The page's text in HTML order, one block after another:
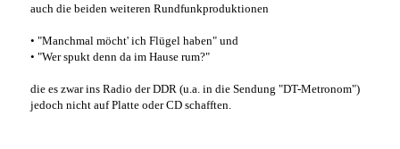
auch die beiden weiteren Rundfunkproduktionen
• "Manchmal möcht' ich Flügel haben" und
• "Wer spukt denn da im Hause rum?"
die es zwar ins Radio der DDR (u.a. in die Sendung "DT-Metronom")
jedoch nicht auf Platte oder CD schafften.